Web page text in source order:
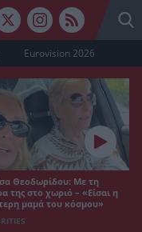
Eurovision 2026
Θεοδωρίδου: Με τη
της στο χωριό – «Είσαι η
μαμά του κόσμου»